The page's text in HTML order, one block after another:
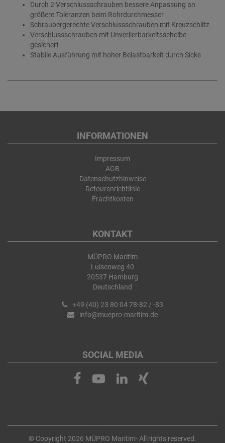
Durch 2 Verschlussschrauben bessere Anpassung an
größere Toleranzen beim Rohrdurchmesser
Schraubergerechte Verschlussschrauben mit Kreuzschlitz
Verschlussschrauben mit Unverlierbarkeitsscheibe
gesichert
Stabile Ausführung mit hoher Belastbarkeit durch Sicke
INFORMATIONEN
Impressum
AGB
Datenschutzhinweise
Retourenrichtlinie
Frachtkosten
KONTAKT
MÜPRO Maritim
Luisenweg 40
20537 Hamburg
Deutschland
+49 (40) 23 80 04 78-82 / -83
info@muepro-maritim.de
SOCIAL MEDIA
© Copyright 2026 MÜPRO Maritim- All rights reserved.